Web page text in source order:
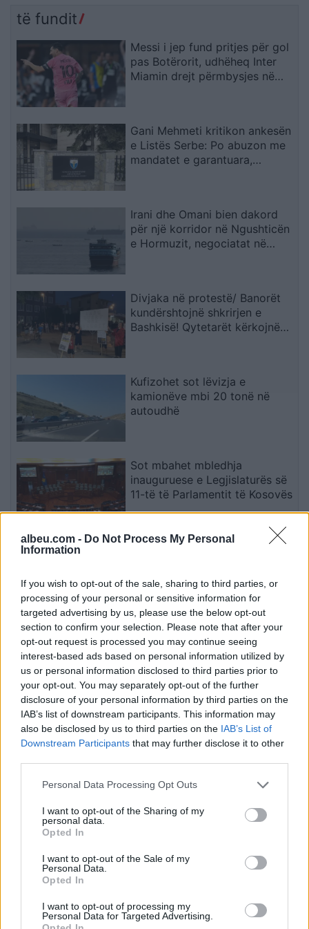
albeu.com - Do Not Process My Personal
Information
If you wish to opt-out of the sale, sharing to third parties, or
processing of your personal or sensitive information for
targeted advertising by us, please use the below opt-out
section to confirm your selection. Please note that after your
opt-out request is processed you may continue seeing
interest-based ads based on personal information utilized by
us or personal information disclosed to third parties prior to
your opt-out. You may separately opt-out of the further
disclosure of your personal information by third parties on the
IAB’s list of downstream participants. This information may
also be disclosed by us to third parties on the IAB’s List of
Downstream Participants that may further disclose it to other
Personal Data Processing Opt Outs
I want to opt-out of the Sharing of my
personal data.
Opted In
I want to opt-out of the Sale of my
Personal Data.
Opted In
I want to opt-out of processing my
Personal Data for Targeted Advertising.
të fundit
Messi i jep fund pritjes për gol
pas Botërorit, udhëheq Inter
Miamin drejt përmbysjes në
Gani Mehmeti kritikon ankesën
e Listës Serbe: Po abuzon me
mandatet e garantuara,
Irani dhe Omani bien dakord
për një korridor në Ngushticën
e Hormuzit, negociatat në
Divjaka në protestë/ Banorët
kundërshtojnë shkrirjen e
Bashkisë! Qytetarët kërkojnë
Kufizohet sot lëvizja e
kamionëve mbi 20 tonë në
autoudhë
Sot mbahet mbledhja
inauguruese e Legjislaturës së
11-të të Parlamentit të Kosovës
Këmbimi valutor/ Me sa blihen
ndodh me monedhat e tjera
Esim for Global
Esim for USA Esim for Italy
for Turkey|Esim for Germany|Esim for Greece|